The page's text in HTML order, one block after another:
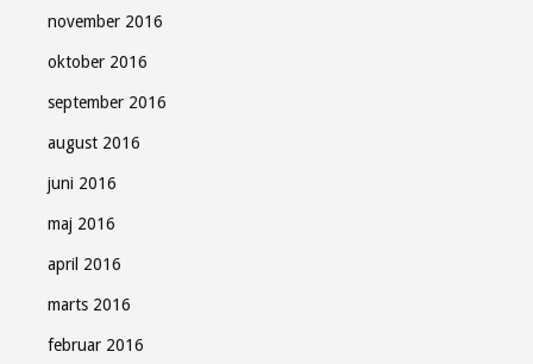
november 2016
oktober 2016
september 2016
august 2016
juni 2016
maj 2016
april 2016
marts 2016
februar 2016